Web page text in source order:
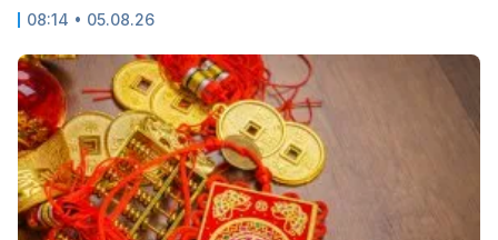
08:14 • 05.08.26